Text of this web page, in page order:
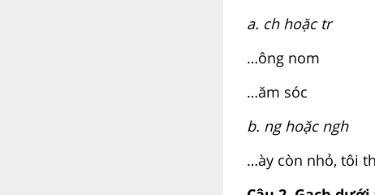
a. ch hoặc tr
…ông nom
…ăm sóc
b. ng hoặc ngh
…ày còn nhỏ, tôi